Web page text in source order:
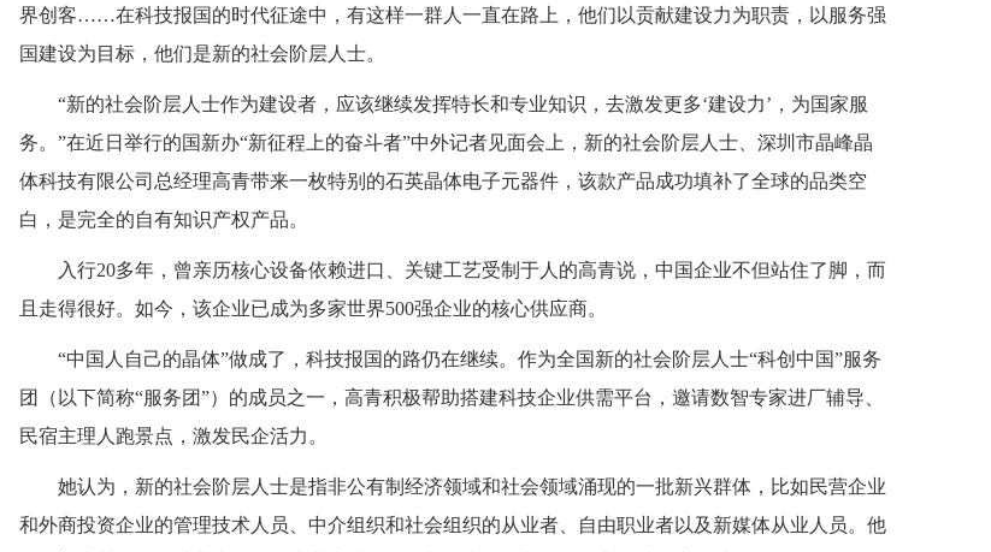
界创客……在科技报国的时代征途中，有这样一群人一直在路上，他们以贡献建设力为职责，以服务强
国建设为目标，他们是新的社会阶层人士。
“新的社会阶层人士作为建设者，应该继续发挥特长和专业知识，去激发更多‘建设力’，为国家服
务。”在近日举行的国新办“新征程上的奋斗者”中外记者见面会上，新的社会阶层人士、深圳市晶峰晶
体科技有限公司总经理高青带来一枚特别的石英晶体电子元器件，该款产品成功填补了全球的品类空
白，是完全的自有知识产权产品。
入行20多年，曾亲历核心设备依赖进口、关键工艺受制于人的高青说，中国企业不但站住了脚，而
且走得很好。如今，该企业已成为多家世界500强企业的核心供应商。
“中国人自己的晶体”做成了，科技报国的路仍在继续。作为全国新的社会阶层人士“科创中国”服务
团（以下简称“服务团”）的成员之一，高青积极帮助搭建科技企业供需平台，邀请数智专家进厂辅导、
民宿主理人跑景点，激发民企活力。
她认为，新的社会阶层人士是指非公有制经济领域和社会领域涌现的一批新兴群体，比如民营企业
和外商投资企业的管理技术人员、中介组织和社会组织的从业者、自由职业者以及新媒体从业人员。他